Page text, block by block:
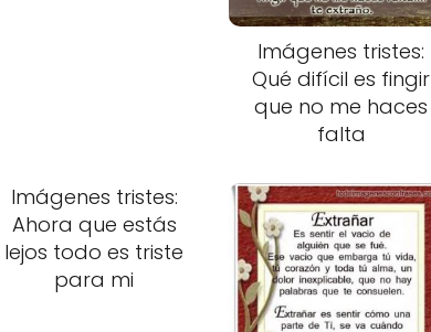
Imágenes tristes:
Qué difícil es fingir
que no me haces
falta
Imágenes tristes:
Ahora que estás
lejos todo es triste
para mi